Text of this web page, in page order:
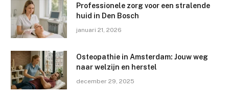
Professionele zorg voor een stralende
huid in Den Bosch
januari 21, 2026
Osteopathie in Amsterdam: Jouw weg
naar welzijn en herstel
december 29, 2025